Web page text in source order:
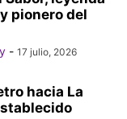
pionero del
- 17 julio, 2026
hacia La